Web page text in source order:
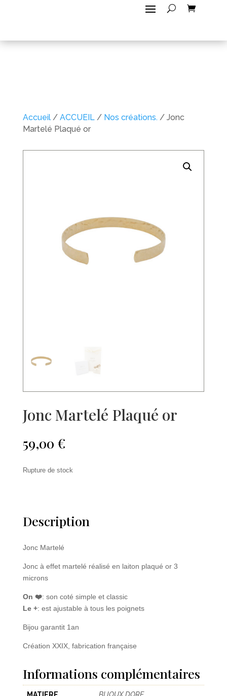
Accueil/ ACCUEIL/ Nos créations./ Jonc
Martelé Plaqué or
Jonc Martelé Plaqué or
59,00 €
Rupture de stock
Description
Jonc Martelé
Jonc à effet martelé réalisé en laiton plaqué or 3
microns
On ❤️: son coté simple et classic
Le +: est ajustable à tous les poignets
Bijou garantit 1an
Création XXIX, fabrication française
Informations complémentaires